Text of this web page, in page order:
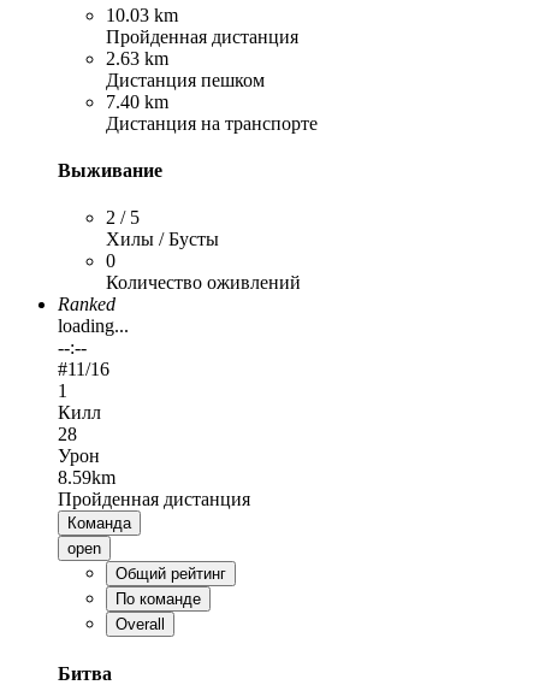
10.03 km
Пройденная дистанция
2.63 km
Дистанция пешком
7.40 km
Дистанция на транспорте
Выживание
2 / 5
Хилы / Бусты
0
Количество оживлений
Ranked
loading...
--:--
#11/16
1
Килл
28
Урон
8.59km
Пройденная дистанция
Команда
open
Общий рейтинг
По команде
Overall
Битва